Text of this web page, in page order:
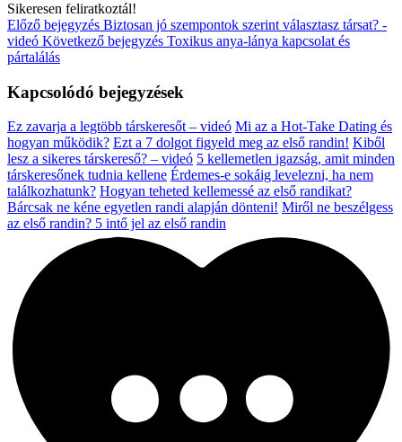
Sikeresen feliratkoztál!
Előző bejegyzés Biztosan jó szempontok szerint választasz társat? -
videó Következő bejegyzés Toxikus anya-lánya kapcsolat és
pártalálás
Kapcsolódó bejegyzések
Ez zavarja a legtöbb társkeresőt – videó Mi az a Hot-Take Dating és
hogyan működik? Ezt a 7 dolgot figyeld meg az első randin! Kiből
lesz a sikeres társkereső? – videó 5 kellemetlen igazság, amit minden
társkeresőnek tudnia kellene Érdemes-e sokáig levelezni, ha nem
találkozhatunk? Hogyan teheted kellemessé az első randikat?
Bárcsak ne kéne egyetlen randi alapján dönteni! Miről ne beszélgess
az első randin? 5 intő jel az első randin